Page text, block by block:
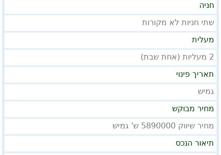
חניה
שתי חניות לא מקורות
מעלית
2 מעליות (אחת שבת)
תאריך פינוי
גמיש
מחיר מבוקש
מחיר שיווק 5890000 ש' גמיש
תיאור הנכס